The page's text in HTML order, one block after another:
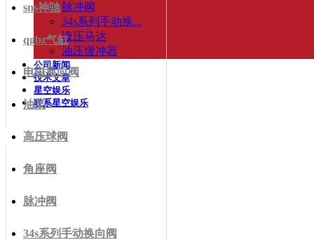
脉冲阀
34s系列手动换...
液压马达
油压缓冲器
公司新闻
技术文章
星空娱乐
联系星空娱乐
sns神驰
qgbz气缸
电磁换向阀
油泵
高压球阀
角座阀
脉冲阀
34s系列手动换向阀